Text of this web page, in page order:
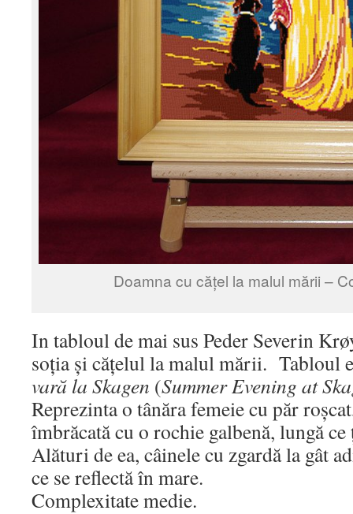
Doamna cu cățel la malul mării –
In tabloul de mai sus Peder Severin
soția și cățelul la malul mării. Tabloul
vară la Skagen (Summer Evening at
Reprezinta o tânăra femeie cu păr
îmbrăcată cu o rochie galbenă, lungă
Alături de ea, câinele cu zgardă la gât
ce se reflectă în mare.
Complexitate medie.